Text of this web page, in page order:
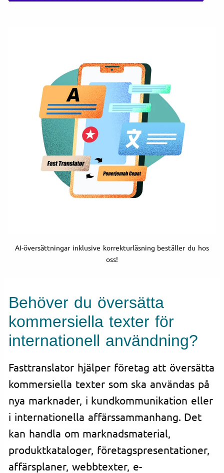
AI-översättningar inklusive korrekturläsning beställer du hos
oss!
Behöver du översätta
kommersiella texter för
internationell användning?
Fasttranslator hjälper företag att översätta
kommersiella texter som ska användas på
nya marknader, i kundkommunikation eller
i internationella affärssammanhang. Det
kan handla om marknadsmaterial,
produktkataloger, företagspresentationer,
affärsplaner, webbtexter, e-